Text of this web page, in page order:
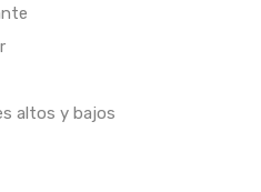
altos y bajos